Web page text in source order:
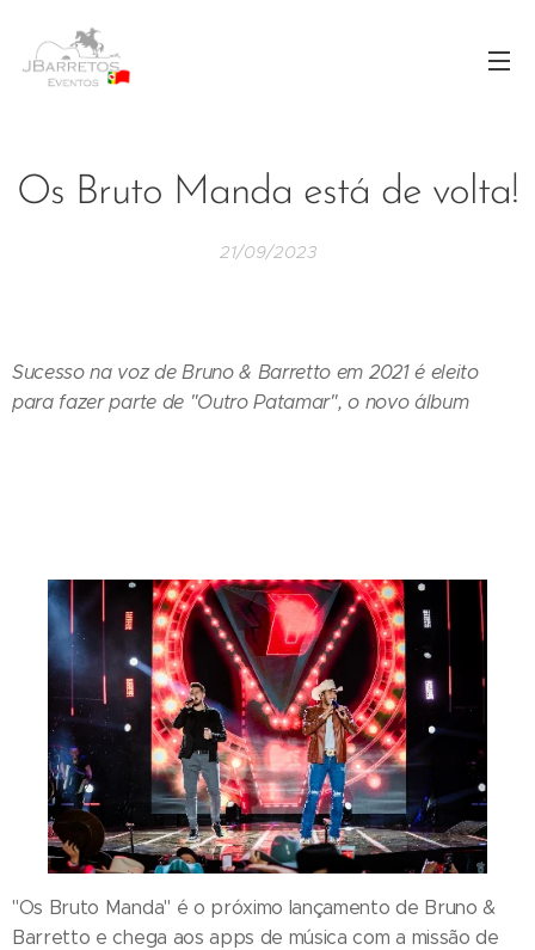
Os Bruto Manda está de volta!
21/09/2023
Sucesso na voz de Bruno & Barretto em 2021 é eleito
para fazer parte de "Outro Patamar", o novo álbum
"Os Bruto Manda" é o próximo lançamento de Bruno &
Barretto e chega aos apps de música com a missão de